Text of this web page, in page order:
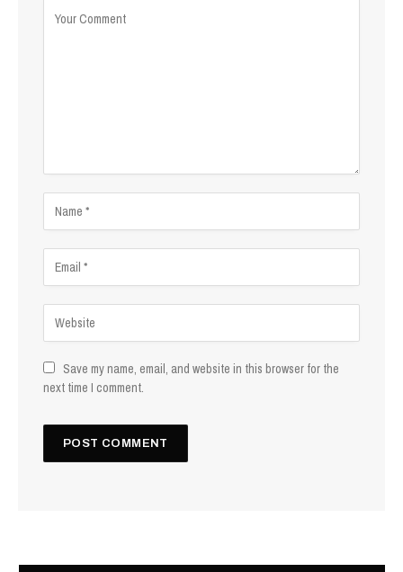
Save my name, email, and website in this browser for the
next time I comment.